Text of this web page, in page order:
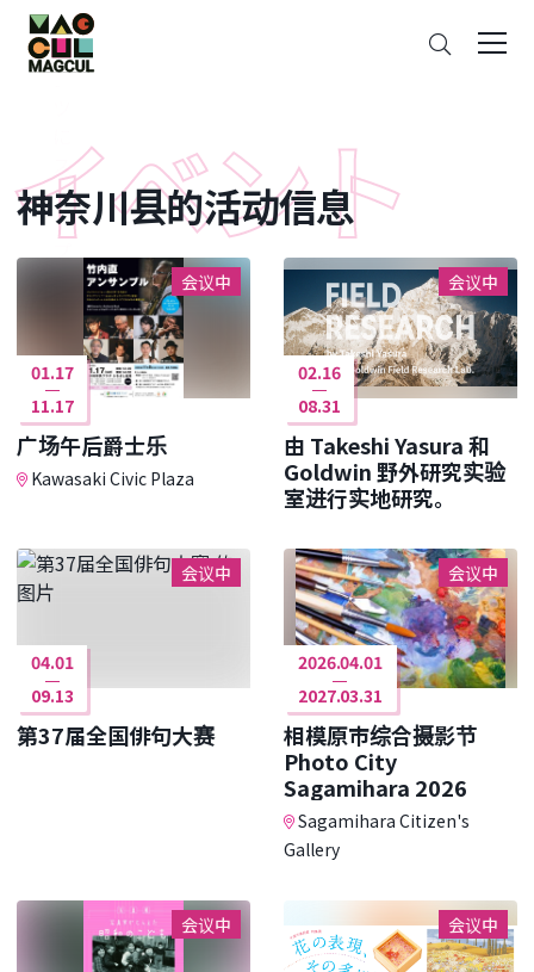
ン
テ
ン
ス
キ
ッ
プ
神奈川县的活动信息
会议中
01.17
11.17
广场午后爵士乐
Kawasaki Civic Plaza
会议中
02.16
08.31
由 Takeshi Yasura 和
Goldwin 野外研究实验
室进行实地研究。
会议中
04.01
09.13
第37届全国俳句大赛
会议中
2026.04.01
2027.03.31
相模原市综合摄影节
Photo City
Sagamihara 2026
Sagamihara Citizen's
Gallery
会议中 会议中